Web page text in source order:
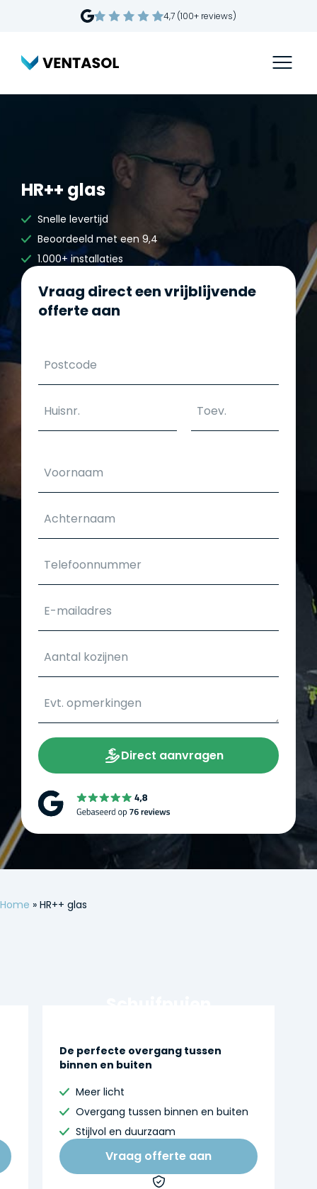
4,7 (100+ reviews)
HR++ glas
Snelle levertijd
Beoordeeld met een 9,4
1.000+ installaties
Vraag direct een vrijblijvende
offerte aan
Direct aanvragen
Home » HR++ glas
De perfecte overgang tussen
binnen en buiten
Meer licht
Overgang tussen binnen en buiten
Stijlvol en duurzaam
Vraag offerte aan